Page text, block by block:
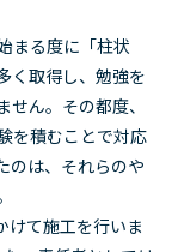
まる度に「柱状
く取得し、勉強を
ん。その都度、
を積むことで対応
のは、それらのや
けて施工を行いま